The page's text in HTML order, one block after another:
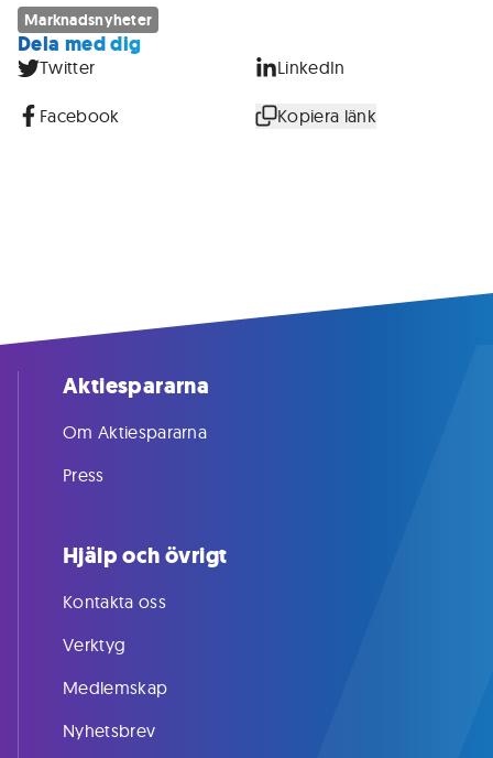
Marknadsnyheter
Dela med dig
Twitter LinkedIn
Facebook Kopiera länk
Aktiespararna
Om Aktiespararna
Press
Hjälp och övrigt
Kontakta oss
Verktyg
Medlemskap
Nyhetsbrev